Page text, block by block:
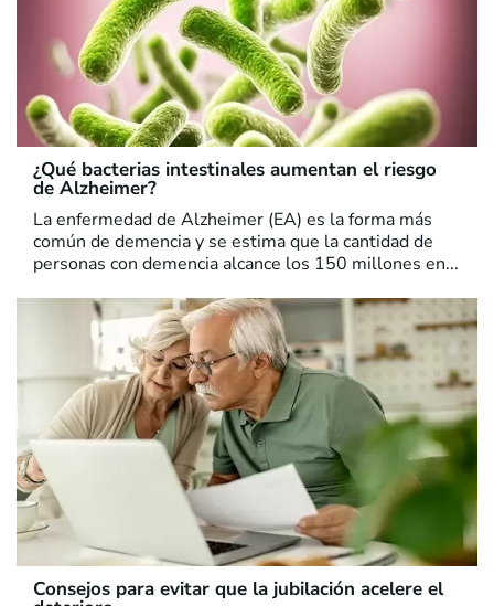
¿Qué bacterias intestinales aumentan el riesgo
de Alzheimer?
La enfermedad de Alzheimer (EA) es la forma más
común de demencia y se estima que la cantidad de
personas con demencia alcance los 150 millones en...
Consejos para evitar que la jubilación acelere el